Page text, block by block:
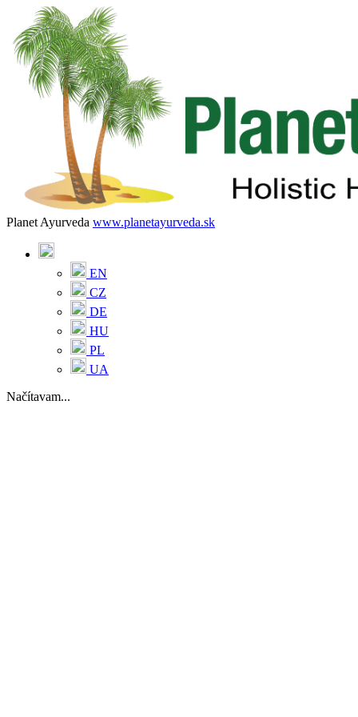
Planet Ayurveda www.planetayurveda.sk
EN
CZ
DE
HU
PL
UA
Načítavam...